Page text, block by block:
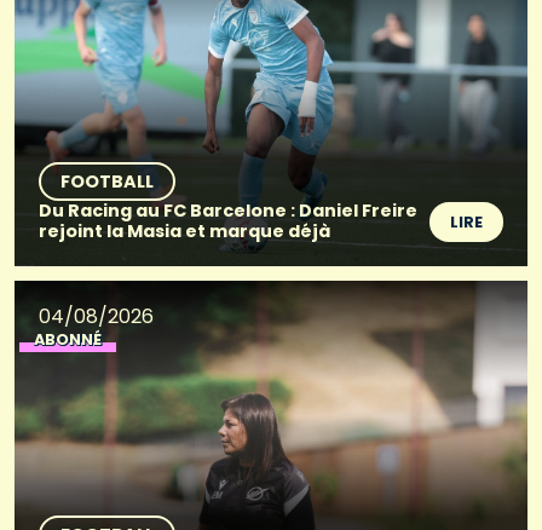
FOOTBALL
Du Racing au FC Barcelone : Daniel Freire
rejoint la Masia et marque déjà
LIRE
04/08/2026
ABONNÉ